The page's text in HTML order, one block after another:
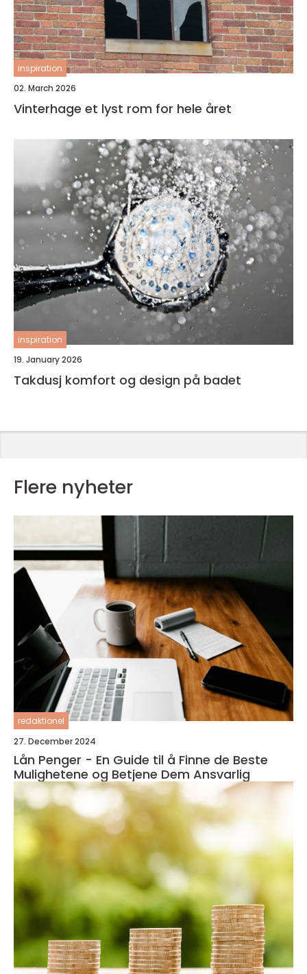
inspiration
02. March 2026
Vinterhage et lyst rom for hele året
inspiration
19. January 2026
Takdusj komfort og design på badet
Flere nyheter
redaktionel
27. December 2024
Lån Penger - En Guide til å Finne de Beste
Mulighetene og Betjene Dem Ansvarlig